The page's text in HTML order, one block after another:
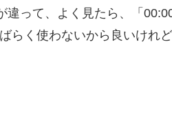
って、よく見たら、「
らく使わないから良いけれ